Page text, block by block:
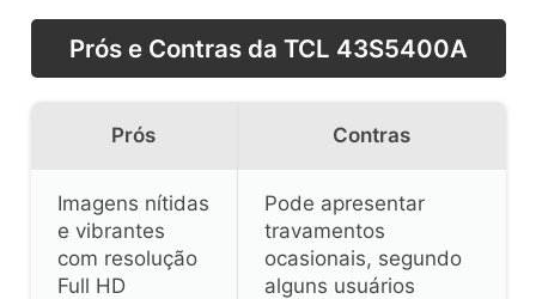
Prós e Contras da TCL 43S5400A
Prós Contras
Imagens nítidas
e vibrantes
com resolução
Full HD
Pode apresentar
travamentos
ocasionais, segundo
alguns usuários